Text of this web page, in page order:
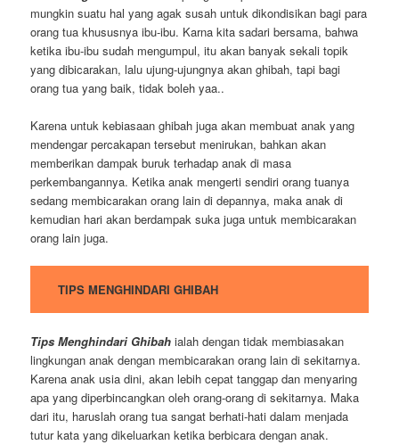
mungkin suatu hal yang agak susah untuk dikondisikan bagi para
orang tua khususnya ibu-ibu. Karna kita sadari bersama, bahwa
ketika ibu-ibu sudah mengumpul, itu akan banyak sekali topik
yang dibicarakan, lalu ujung-ujungnya akan ghibah, tapi bagi
orang tua yang baik, tidak boleh yaa..
Karena untuk kebiasaan ghibah juga akan membuat anak yang
mendengar percakapan tersebut menirukan, bahkan akan
memberikan dampak buruk terhadap anak di masa
perkembangannya. Ketika anak mengerti sendiri orang tuanya
sedang membicarakan orang lain di depannya, maka anak di
kemudian hari akan berdampak suka juga untuk membicarakan
orang lain juga.
TIPS MENGHINDARI GHIBAH
Tips Menghindari Ghibah ialah dengan tidak membiasakan
lingkungan anak dengan membicarakan orang lain di sekitarnya.
Karena anak usia dini, akan lebih cepat tanggap dan menyaring
apa yang diperbincangkan oleh orang-orang di sekitarnya. Maka
dari itu, haruslah orang tua sangat berhati-hati dalam menjada
tutur kata yang dikeluarkan ketika berbicara dengan anak.